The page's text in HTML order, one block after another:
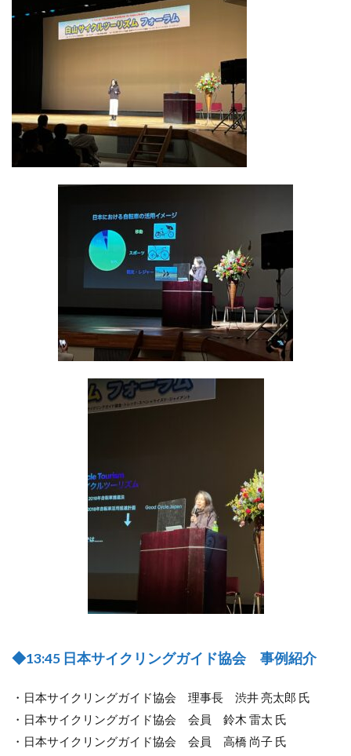
◆13:45 日本サイクリングガイド協会 事例紹介
・日本サイクリングガイド協会 理事長 渋井 亮太郎 氏
・日本サイクリングガイド協会 会員 鈴木 雷太 氏
・日本サイクリングガイド協会 会員 高橋 尚子 氏